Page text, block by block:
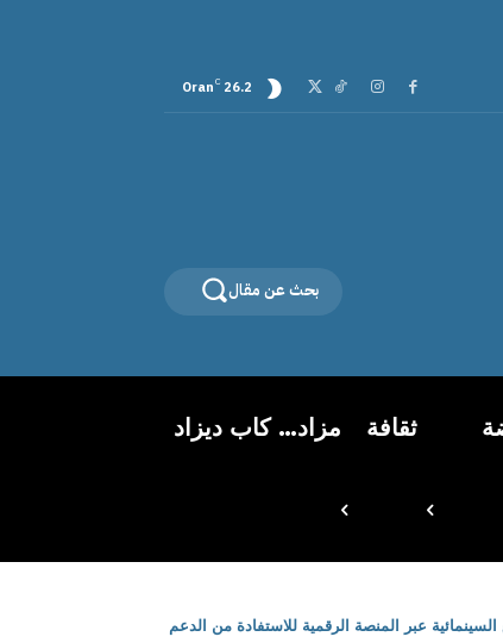
26.2
C
Oran
بحث عن مقال
ثقافة مزاد… كاب ديزاد
عبر المنصة الرقمية للاستفادة من الدعم